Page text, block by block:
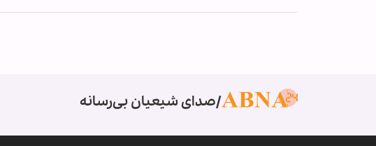
صدای شیعیان بی‌رسانه